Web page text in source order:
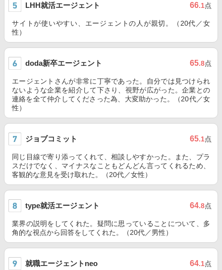
LHH就活エージェント 66.1点
サイトが使いやすい、エージェントの人が親切。（20代／女
性）
doda新卒エージェント 65.8点
エージェントさんが非常に丁寧であった。自分では見つけられ
ないような企業を紹介して下さり、視野が広がった。企業との
連絡を全て仲介してくださった為、大変助かった。（20代／女
性）
ジョブコミット 65.1点
同じ目線で寄り添ってくれて、相談しやすかった。また、プラ
スだけでなく、マイナスなこともどんどん言ってくれるため、
客観的な意見を受け取れた。（20代／女性）
type就活エージェント 64.8点
業界の説明をしてくれた。疑問に思っていることについて、多
角的な視点から回答をしてくれた。（20代／男性）
就職エージェントneo 64.1点